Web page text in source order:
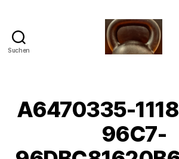
Suchen
der
Kettlebell
A6470335-
96C7-
o